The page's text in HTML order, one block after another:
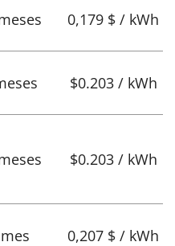
0,179 $ / kWh
$0.203 / kWh
$0.203 / kWh
0,207 $ / kWh